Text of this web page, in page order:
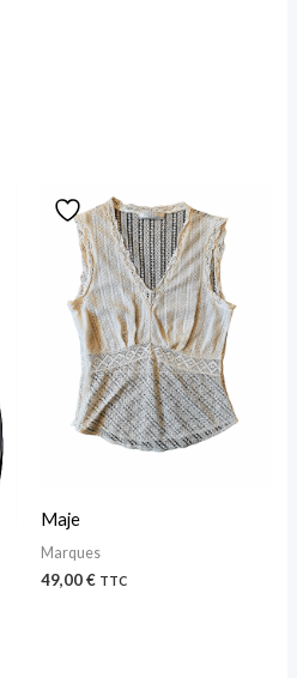
Maje
Marques
49,00€ TTC